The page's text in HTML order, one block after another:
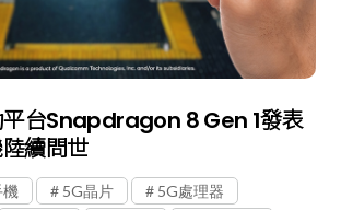
平台Snapdragon 8 Gen 1發表
續問世
5G晶片
5G處理器